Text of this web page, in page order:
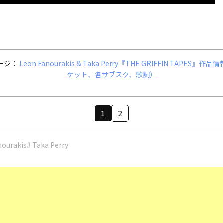
ジ： Leon Fanourakis & Taka Perry『THE GRIFFIN TAPES』作品情
ケット、各サブスク、歌詞）
1 2
# Taka Perry